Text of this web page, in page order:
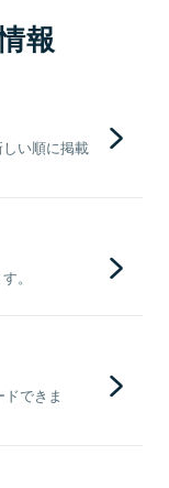
報
い順に掲載
。
できま